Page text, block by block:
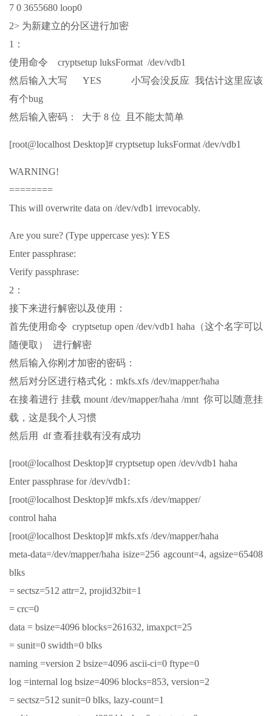
7 0 3655680 loop0
2> 为新建立的分区进行加密
1：
使用命令 cryptsetup luksFormat /dev/vdb1
然后输入大写 YES 小写会没反应 我估计这里应该
有个bug
然后输入密码： 大于 8 位 且不能太简单
[root@localhost Desktop]# cryptsetup luksFormat /dev/vdb1
WARNING!
========
This will overwrite data on /dev/vdb1 irrevocably.
Are you sure? (Type uppercase yes): YES
Enter passphrase:
Verify passphrase:
2：
接下来进行解密以及使用：
首先使用命令 cryptsetup open /dev/vdb1 haha（这个名字可以
随便取） 进行解密
然后输入你刚才加密的密码：
然后对分区进行格式化：mkfs.xfs /dev/mapper/haha
在接着进行 挂载 mount /dev/mapper/haha /mnt 你可以随意挂
载，这是我个人习惯
然后用 df 查看挂载有没有成功
[root@localhost Desktop]# cryptsetup open /dev/vdb1 haha
Enter passphrase for /dev/vdb1:
[root@localhost Desktop]# mkfs.xfs /dev/mapper/
control haha
[root@localhost Desktop]# mkfs.xfs /dev/mapper/haha
meta-data=/dev/mapper/haha isize=256 agcount=4, agsize=65408
blks
= sectsz=512 attr=2, projid32bit=1
= crc=0
data = bsize=4096 blocks=261632, imaxpct=25
= sunit=0 swidth=0 blks
naming =version 2 bsize=4096 ascii-ci=0 ftype=0
log =internal log bsize=4096 blocks=853, version=2
= sectsz=512 sunit=0 blks, lazy-count=1